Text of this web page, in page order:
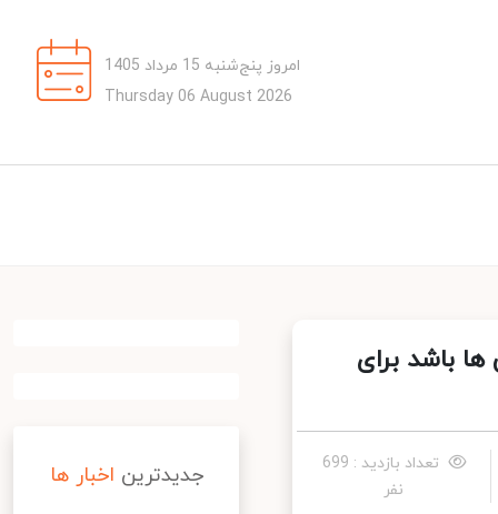
امروز پنج‌شنبه 15 مرداد 1405
Thursday 06 August 2026
باشد برای
تعداد بازدید : 699
نفر
جدیدترین اخبار ها